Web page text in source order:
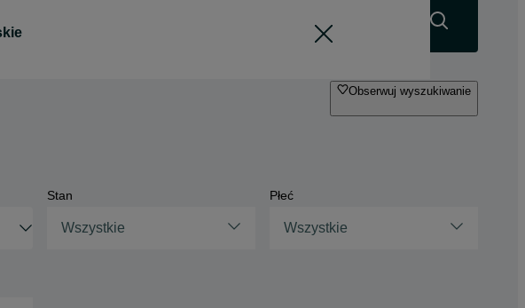
Obserwuj wyszukiwanie
Stan
Wszystkie
Płeć
Wszystkie